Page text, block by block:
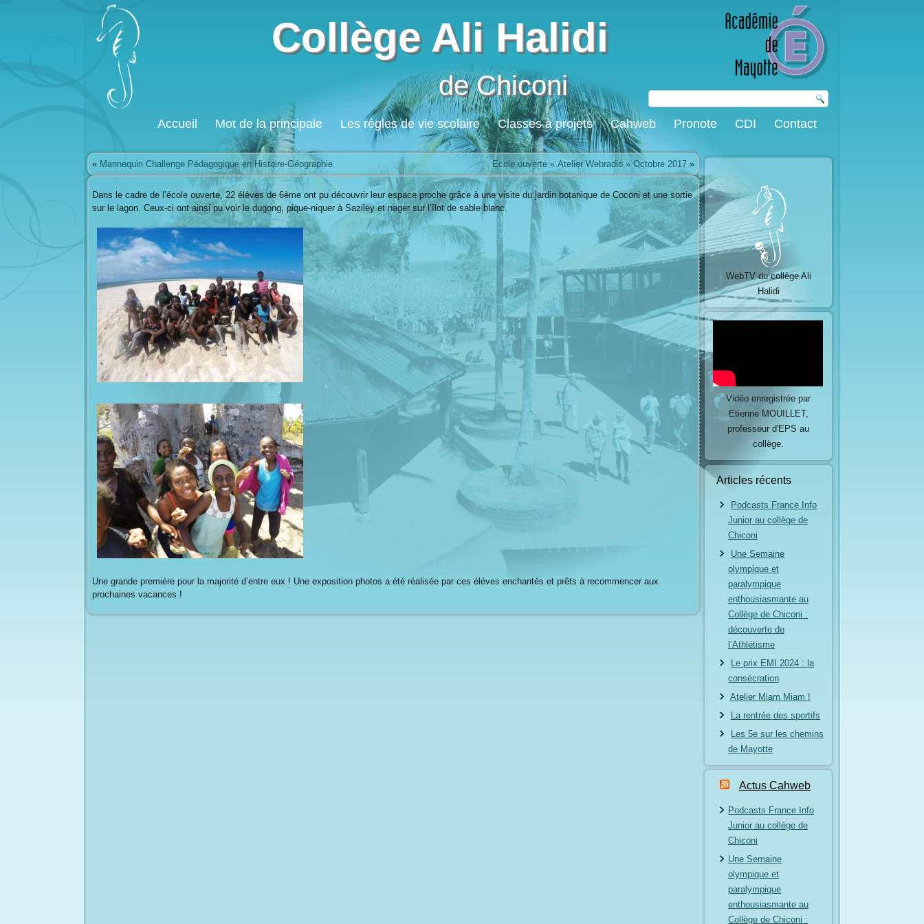
Collège Ali Halidi
de Chiconi
Accueil Mot de la principale Les règles de vie scolaire Classes à projets Cahweb Pronote CDI Contact
« Mannequin Challenge Pédagogique en Histoire-Géographie Ecole ouverte « Atelier Webradio » Octobre 2017 »
Dans le cadre de l’école ouverte, 22 élèves de 6ème ont pu découvrir leur espace proche grâce à une visite du jardin botanique de Coconi et une sortie
sur le lagon. Ceux-ci ont ainsi pu voir le dugong, pique-niquer à Saziley et nager sur l’îlot de sable blanc.
Une grande première pour la majorité d’entre eux ! Une exposition photos a été réalisée par ces élèves enchantés et prêts à recommencer aux
prochaines vacances !
WebTV du collège Ali
Halidi
Vidéo enregistrée par
Etienne MOUILLET,
professeur d'EPS au
collège.
Articles récents
Podcasts France Info
Junior au collège de
Chiconi
Une Semaine
olympique et
paralympique
enthousiasmante au
Collège de Chiconi :
découverte de
l’Athlétisme
Le prix EMI 2024 : la
consécration
Atelier Miam Miam !
La rentrée des sportifs
Les 5e sur les chemins
de Mayotte
Actus Cahweb
Podcasts France Info
Junior au collège de
Chiconi
Une Semaine
olympique et
paralympique
enthousiasmante au
Collège de Chiconi :